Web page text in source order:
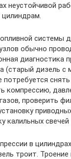
неустойчивой
системы
обычно
диагностика
(старый дизель с
компрессию,
проверить
калильных свечей
в
троит.